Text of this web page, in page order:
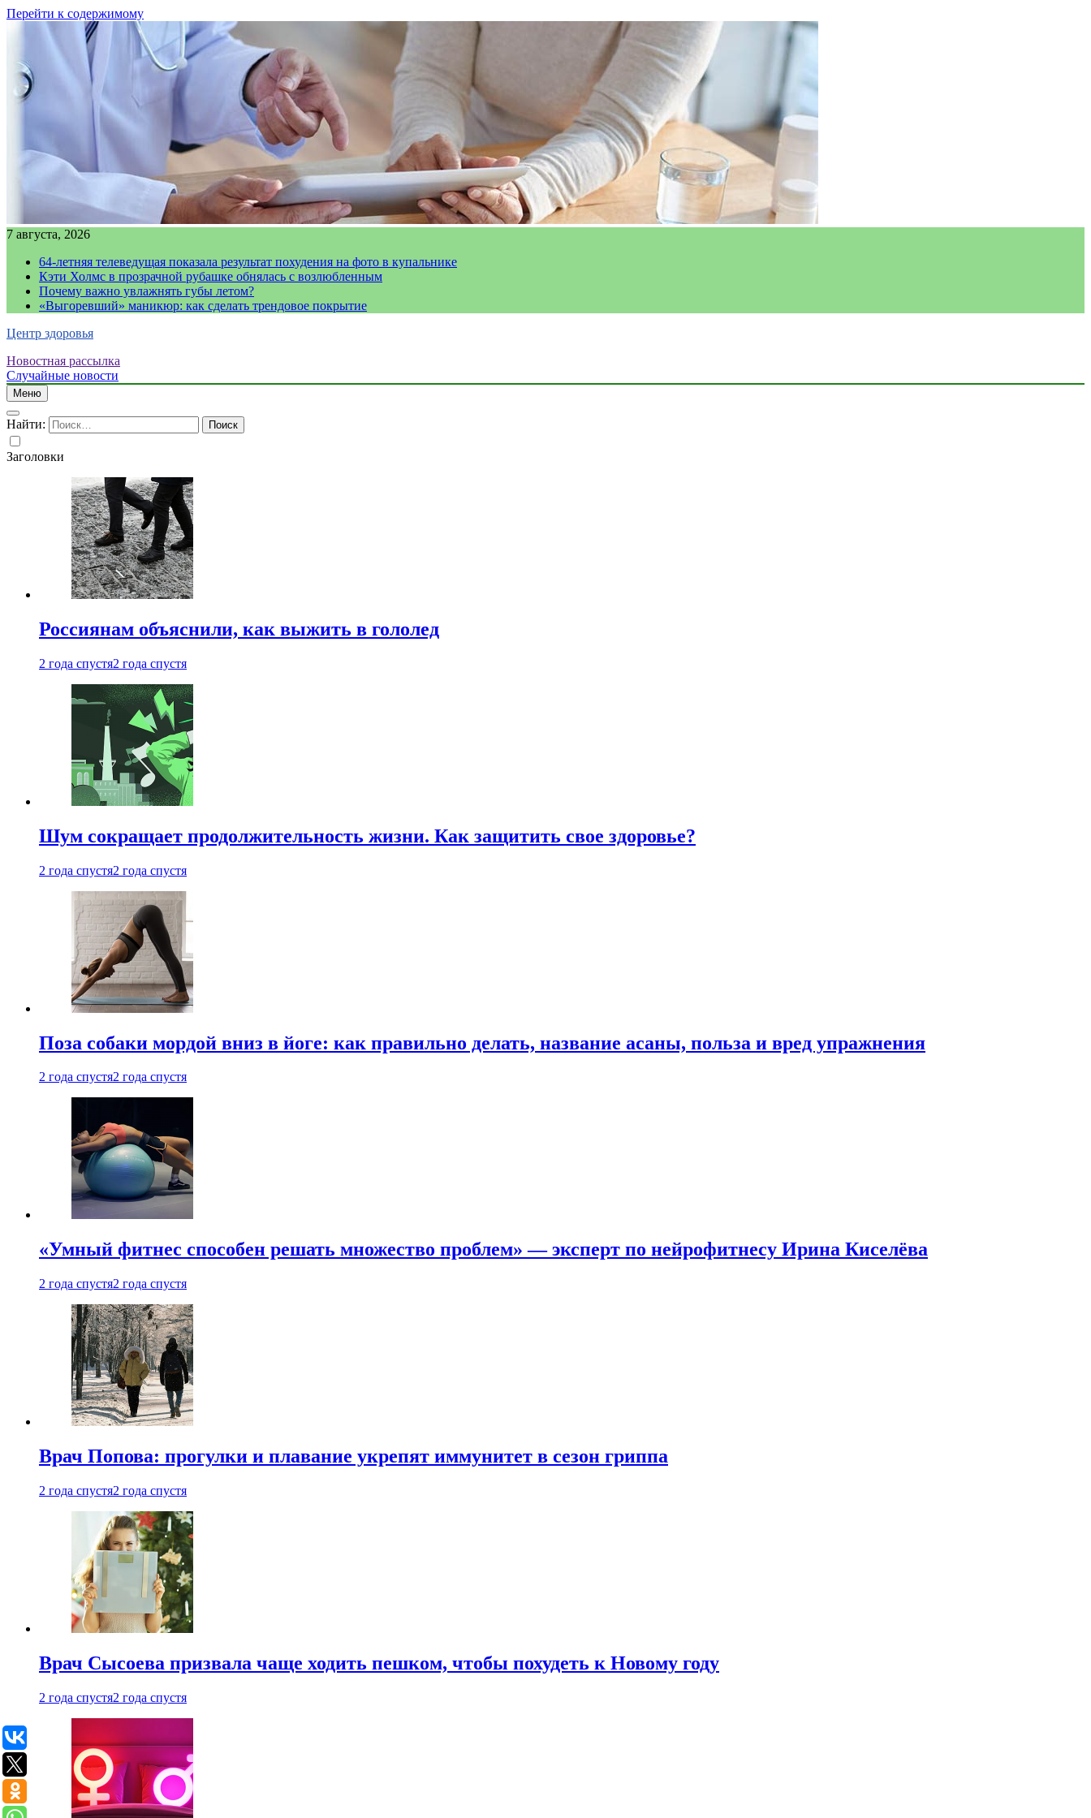
Перейти к содержимому
7 августа, 2026
64-летняя телеведущая показала результат похудения на фото в купальнике
Кэти Холмс в прозрачной рубашке обнялась с возлюбленным
Почему важно увлажнять губы летом?
«Выгоревший» маникюр: как сделать трендовое покрытие
Центр здоровья
Новостная рассылка
Случайные новости
Меню
Найти:
Заголовки
Россиянам объяснили, как выжить в гололед
2 года спустя2 года спустя
Шум сокращает продолжительность жизни. Как защитить свое здоровье?
2 года спустя2 года спустя
Поза собаки мордой вниз в йоге: как правильно делать, название асаны, польза и вред упражнения
2 года спустя2 года спустя
«Умный фитнес способен решать множество проблем» — эксперт по нейрофитнесу Ирина Киселёва
2 года спустя2 года спустя
Врач Попова: прогулки и плавание укрепят иммунитет в сезон гриппа
2 года спустя2 года спустя
Врач Сысоева призвала чаще ходить пешком, чтобы похудеть к Новому году
2 года спустя2 года спустя